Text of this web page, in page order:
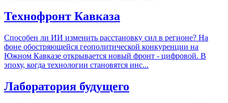
Технофронт Кавказа
Способен ли ИИ изменить расстановку сил в регионе? На
фоне обостряющейся геополитической конкуренции на
Южном Кавказе открывается новый фронт - цифровой. В
эпоху, когда технологии становятся инс...
Лаборатория будущего